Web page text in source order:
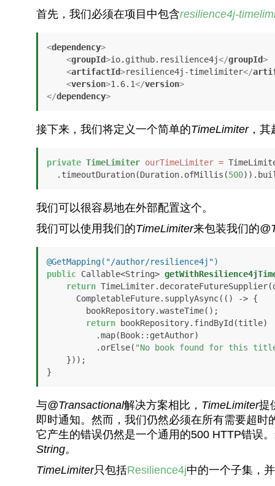
首先，我们必须在项目中包含resilience4j-
<dependency>
<groupId>io.github.resilience4j</groupId>
<artifactId>resilience4j-timelimiter</
<version>1.6.1</version>
</dependency>
接下来，我们将定义一个简单的TimeLimiter，其
private TimeLimiter ourTimeLimiter =
  .timeoutDuration(Duration.ofMillis(
500
我们可以很容易地在外部配置这个。
我们可以使用我们的TimeLimiter来包装我们的
@GetMapping("/author/resilience4j")
public Callable<String>
return
return bookRepository.findById(title)
          .orElse(
"No book found for this
}
与@Transactional解决方案相比， TimeLimiter提
即时通知。然而，我们仍然必须在所有需要超
它产生的错误仍然是一个通用的500 HTTP错误
String。
TimeLimiter只包括Resilience4j中的一个子集，